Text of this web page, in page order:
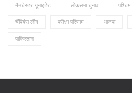
मैनचेस्टर यूनाइटेड लोकसभा चुनाव
चैंपियंस लीग परीक्षा परिणाम भाजपा
पाकिस्तान